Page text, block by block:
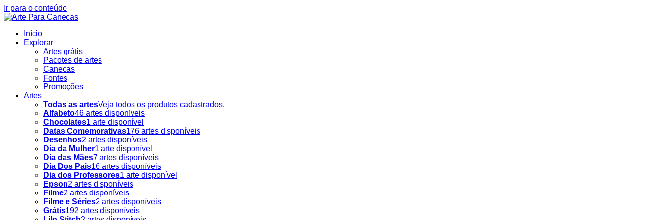
Ir para o conteúdo
Início
Explorar
Artes grátis
Pacotes de artes
Canecas
Fontes
Promoções
Artes
Todas as artesVeja todos os produtos cadastrados.
Alfabeto46 artes disponíveis
Chocolates1 arte disponível
Datas Comemorativas176 artes disponíveis
Desenhos2 artes disponíveis
Dia da Mulher1 arte disponível
Dia das Mães7 artes disponíveis
Dia Dos Pais16 artes disponíveis
Dia dos Professores1 arte disponível
Epson2 artes disponíveis
Filme2 artes disponíveis
Filme e Séries2 artes disponíveis
Grátis192 artes disponíveis